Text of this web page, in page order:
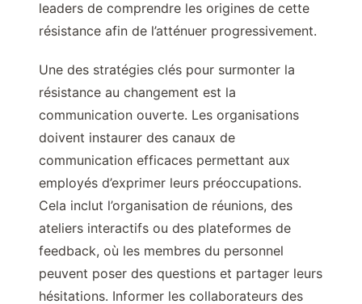
leaders de comprendre les origines de cette
résistance afin de l’atténuer progressivement.
Une des stratégies clés pour surmonter la
résistance au changement est la
communication ouverte. Les organisations
doivent instaurer des canaux de
communication efficaces permettant aux
employés d’exprimer leurs préoccupations.
Cela inclut l’organisation de réunions, des
ateliers interactifs ou des plateformes de
feedback, où les membres du personnel
peuvent poser des questions et partager leurs
hésitations. Informer les collaborateurs des